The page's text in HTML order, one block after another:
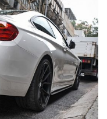
【真正碳為觀止!! McLaren
720S升級攻略】
【不能錯過的最新升級改
Instagram Reels】
【全球限量一部!! McLaren
650S Project Kilo升級攻